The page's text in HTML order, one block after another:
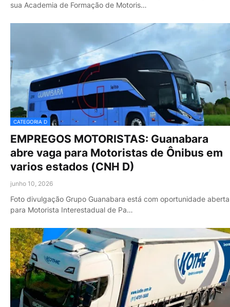
sua Academia de Formação de Motoris…
CATEGORIA D
EMPREGOS MOTORISTAS: Guanabara
abre vaga para Motoristas de Ônibus em
varios estados (CNH D)
junho 10, 2026
Foto divulgação Grupo Guanabara está com oportunidade aberta
para Motorista Interestadual de Pa…